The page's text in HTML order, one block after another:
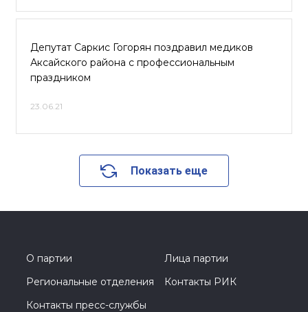
Депутат Саркис Гогорян поздравил медиков
Аксайского района с профессиональным
праздником
23.06.21
Показать еще
О партии
Лица партии
Региональные отделения
Контакты РИК
Контакты пресс-службы